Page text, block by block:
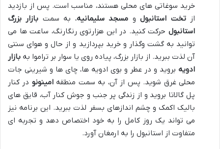
خرید سوغاتی های محلی هستند، مناسب است. پس از بازدید
ازتخت استانبولو مسجد سلیمانیه، به سمت بازار بزرگ
استانبول حرکت کنید. در این هزارتوی رنگارنگ، ساعت ها می
توانید به گشت وگذار و خرید بپردازید و از حال و هوای سنتی
آن لذت ببرید. از بازار بزرگ، پیاده روی یا سوار بر تراموا به بازار
ادویه بروید و در عطر و بوی ادویه ها، چای ها و شیرینی جات
محلی غرق شوید. پس از آن، به سمت منطقهامینونو در کنار
پل گالاتا بروید و از زندگی پر جنب و جوش کنار آب، قایق های
بالیک اکمک و چشم اندازهای بسفر لذت ببرید. این برنامه نیز
می تواند یک روز کامل را به خود اختصاص دهد و تجربه ای
متفاوت از استانبول را به ارمغان آورد.